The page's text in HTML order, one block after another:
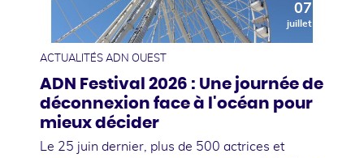
07
juillet
ACTUALITÉS ADN OUEST
ADN Festival 2026 : Une journée de
déconnexion face à l'océan pour
mieux décider
Le 25 juin dernier, plus de 500 actrices et